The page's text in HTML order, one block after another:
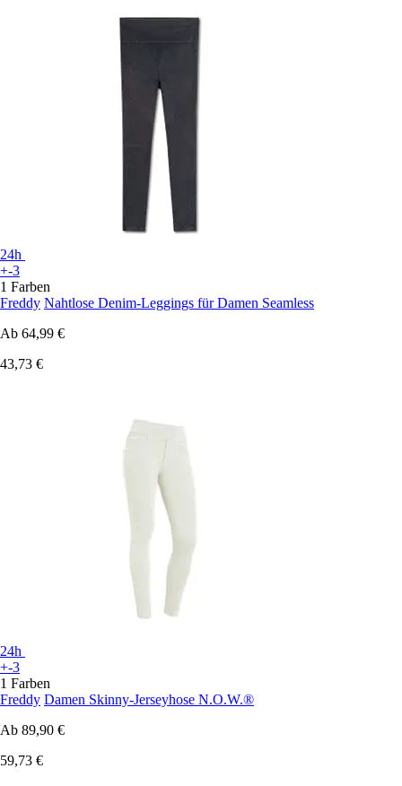
24h
+-3
1 Farben
Freddy Nahtlose Denim-Leggings für Damen Seamless
Ab 64,99 €
43,73 €
24h
+-3
1 Farben
Freddy Damen Skinny-Jerseyhose N.O.W.®
Ab 89,90 €
59,73 €